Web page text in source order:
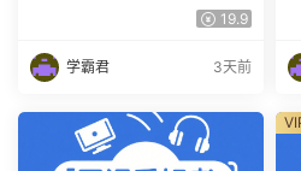
复习网课教程 高三英语 上学
下载
19.9
学霸君 3天前